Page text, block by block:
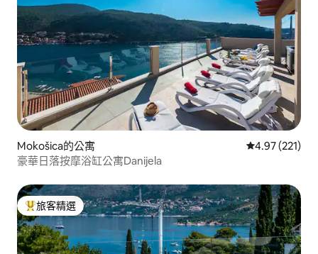
Mokošica的公寓 從 221 則評價
4.97 (221)
豪華日落按摩浴缸公寓Danijela
旅客精選榜首
旅客精選